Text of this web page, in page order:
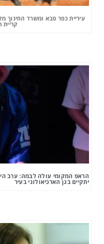
עיריית כפר סבא ומשרד החינוך
קריית
הראפ המקומי עולה לבמה: ערב
יתקיים בגן הארכיאולוגי בעיר